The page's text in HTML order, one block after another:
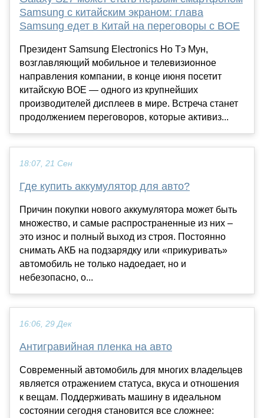
Samsung с китайским экраном: глава
Samsung едет в Китай на переговоры с BOE
Президент Samsung Electronics Но Тэ Мун,
возглавляющий мобильное и телевизионное
направления компании, в конце июня посетит
китайскую BOE — одного из крупнейших
производителей дисплеев в мире. Встреча станет
продолжением переговоров, которые активиз...
18:07, 21 Сен
Где купить аккумулятор для авто?
Причин покупки нового аккумулятора может быть
множество, и самые распространенные из них –
это износ и полный выход из строя. Постоянно
снимать АКБ на подзарядку или «прикуривать»
автомобиль не только надоедает, но и
небезопасно, о...
16:06, 29 Дек
Антигравийная пленка на авто
Современный автомобиль для многих владельцев
является отражением статуса, вкуса и отношения
к вещам. Поддерживать машину в идеальном
состоянии сегодня становится все сложнее: